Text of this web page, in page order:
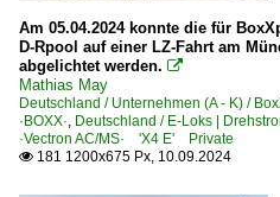
Am 05.04.2024 konnte die für
D-Rpool auf einer LZ-Fahrt am
abgelichtet werden. 
Mathias May
Deutschland / Unternehmen (A - K) /
·BOXX·, Deutschland / E-Loks |
·Vectron AC/MS· 'X4 E' Private
 181 1200x675 Px, 10.09.2024